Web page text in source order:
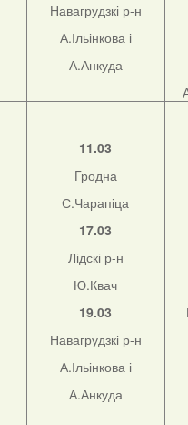
Навагрудзкі р-н
А.Ільінкова і
А.Анкуда
11.03
Гродна
С.Чарапіца
17.03
Лідскі р-н
Ю.Квач
19.03
Навагрудзкі р-н
А.Ільінкова і
А.Анкуда